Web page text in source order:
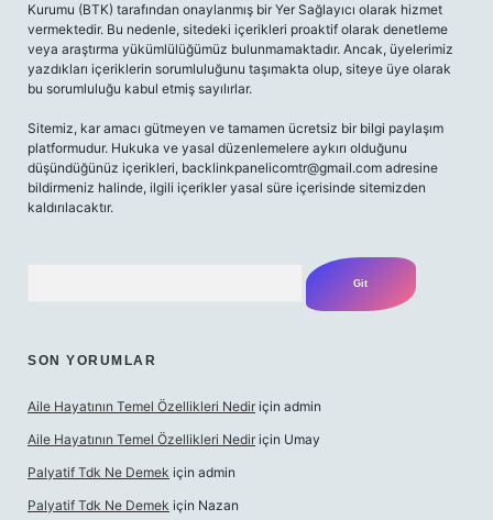
Kurumu (BTK) tarafından onaylanmış bir Yer Sağlayıcı olarak hizmet
vermektedir. Bu nedenle, sitedeki içerikleri proaktif olarak denetleme
veya araştırma yükümlülüğümüz bulunmamaktadır. Ancak, üyelerimiz
yazdıkları içeriklerin sorumluluğunu taşımakta olup, siteye üye olarak
bu sorumluluğu kabul etmiş sayılırlar.
Sitemiz, kar amacı gütmeyen ve tamamen ücretsiz bir bilgi paylaşım
platformudur. Hukuka ve yasal düzenlemelere aykırı olduğunu
düşündüğünüz içerikleri, backlinkpanelicomtr@gmail.com adresine
bildirmeniz halinde, ilgili içerikler yasal süre içerisinde sitemizden
kaldırılacaktır.
SON YORUMLAR
Aile Hayatının Temel Özellikleri Nedir için admin
Aile Hayatının Temel Özellikleri Nedir için Umay
Palyatif Tdk Ne Demek için admin
Palyatif Tdk Ne Demek için Nazan